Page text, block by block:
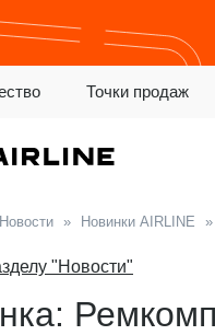
Точки продаж
Новости » Новинки AIRLINE »
"Новости"